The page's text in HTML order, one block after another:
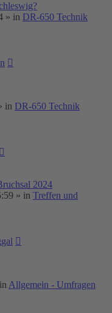
» in DR-650 Technik
in DR-650 Technik
2024
» in Treffen und
Allgemein - Umfragen